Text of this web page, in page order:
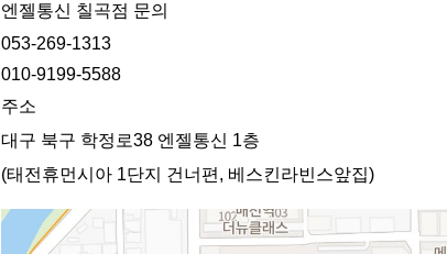
엔젤통신 칠곡점 문의
053-269-1313
010-9199-5588
주소
대구 북구 학정로38 엔젤통신 1층
(태전휴먼시아 1단지 건너편, 베스킨라빈스앞집)